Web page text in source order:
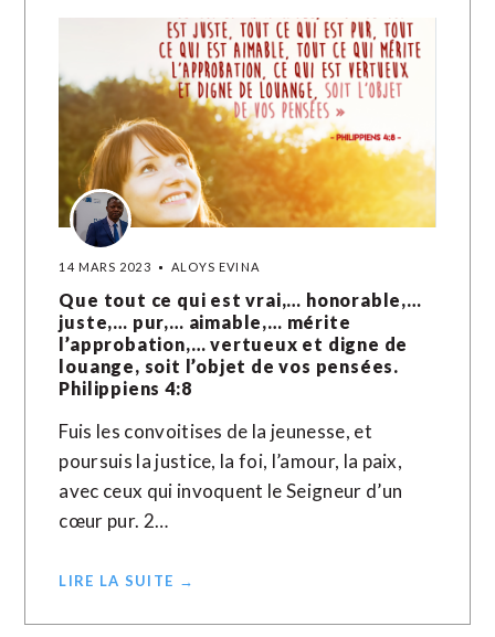
14 MARS 2023 ALOYS EVINA
Que tout ce qui est vrai,… honorable,…
juste,… pur,… aimable,… mérite
l’approbation,… vertueux et digne de
louange, soit l’objet de vos pensées.
Philippiens 4:8
Fuis les convoitises de la jeunesse, et
poursuis la justice, la foi, l’amour, la paix,
avec ceux qui invoquent le Seigneur d’un
cœur pur. 2…
LIRE LA SUITE →